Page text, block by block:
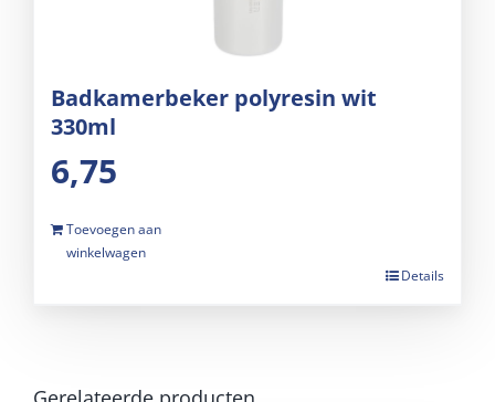
Badkamerbeker polyresin wit
330ml
6,75
Toevoegen aan
winkelwagen
Details